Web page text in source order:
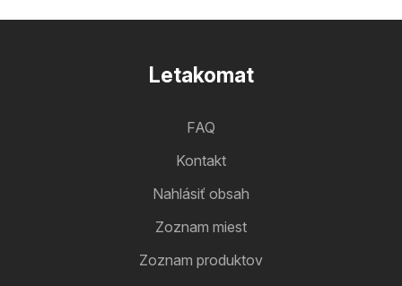
Letakomat
FAQ
Kontakt
Nahlásiť obsah
Zoznam miest
Zoznam produktov